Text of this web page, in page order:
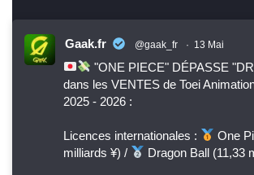
Gaak.fr @gaak_fr · 13 Mai
"ONE PIECE" DÉPASSE
dans les VENTES de Toei
2025 - 2026 :
Licences internationales :
One
milliards ¥) /
Dragon Ball (11,33